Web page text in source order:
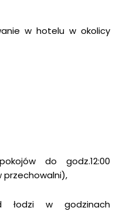
w hotelu w okolicy
do godz.12:00
przechowalni),
łodzi w godzinach